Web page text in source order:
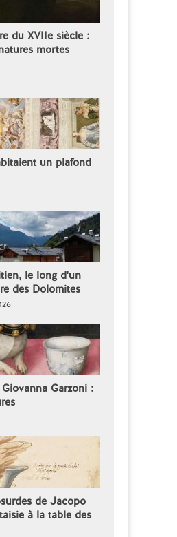
du XVIIe siècle :
mortes
un plafond
le long d'un
des Dolomites
Garzoni :
de Jacopo
à la table des